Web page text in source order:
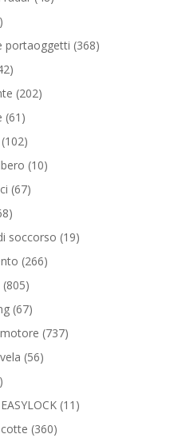
prodotti
portaoggetti 368368
42
prodotti
202202
61 61
prodotti
102102
prodotti
1010
6767
368
soccorso 1919
266266
805805
prodotti
6767
prodotti
737737
5656
prodotti
11 11
360360